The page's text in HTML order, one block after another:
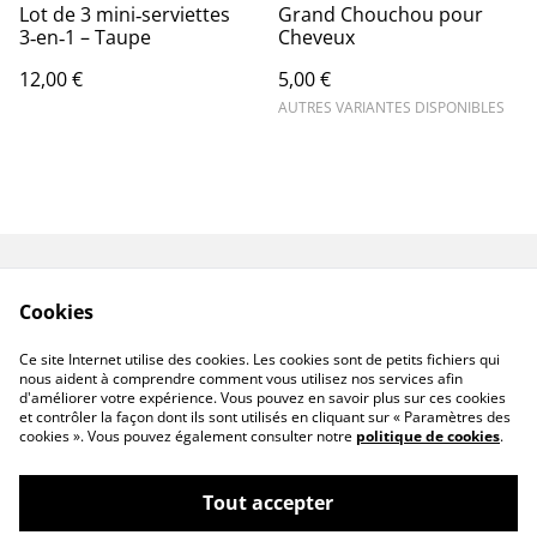
Lot de 3 mini‑serviettes
3‑en‑1 – Taupe
12,00 €
Grand Chouchou pour
Cheveux
5,00 €
AUTRES VARIANTES DISPONIBLES
Conditions générales
de vente
confidentialité
Politique de cookies
Cookies
Ce site Internet utilise des cookies. Les cookies sont de petits fichiers qui
nous aident à comprendre comment vous utilisez nos services afin
d'améliorer votre expérience. Vous pouvez en savoir plus sur ces cookies
et contrôler la façon dont ils sont utilisés en cliquant sur « Paramètres des
cookies ». Vous pouvez également consulter notre politique de cookies.
Tout accepter